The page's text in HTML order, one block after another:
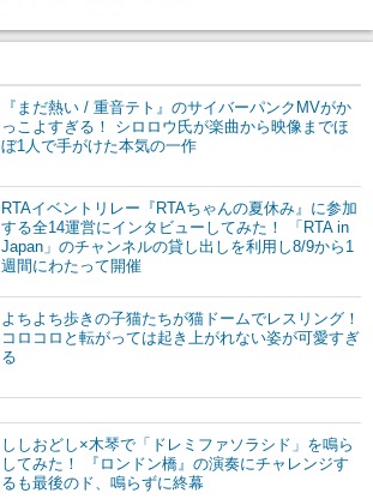
『まだ熱い / 重音テト』のサイバーパンクMVがか
っこよすぎる！ シロロウ氏が楽曲から映像までほ
ぼ1人で手がけた本気の一作
RTAイベントリレー『RTAちゃんの夏休み』に参加
する全14運営にインタビューしてみた！ 「RTA in
Japan」のチャンネルの貸し出しを利用し8/9から1
週間にわたって開催
よちよち歩きの子猫たちが猫ドームでレスリング！
コロコロと転がっては起き上がれない姿が可愛すぎ
る
ししおどし×木琴で「ドレミファソラシド」を鳴ら
してみた！ 『ロンドン橋』の演奏にチャレンジす
るも最後のド、鳴らずに終幕